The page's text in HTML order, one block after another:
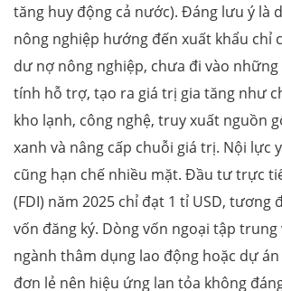
tăng huy động cả nước). Đáng lưu ý là
nông nghiệp hướng đến xuất khẩu chỉ
dư nợ nông nghiệp, chưa đi vào những
tính hỗ trợ, tạo ra giá trị gia tăng như
kho lạnh, công nghệ, truy xuất nguồn
xanh và nâng cấp chuỗi giá trị. Nội lực
cũng hạn chế nhiều mặt. Đầu tư trực
(FDI) năm 2025 chỉ đạt 1 tỉ USD, tương
vốn đăng ký. Dòng vốn ngoại tập
ngành thâm dụng lao động hoặc dự
đơn lẻ nên hiệu ứng lan tỏa không